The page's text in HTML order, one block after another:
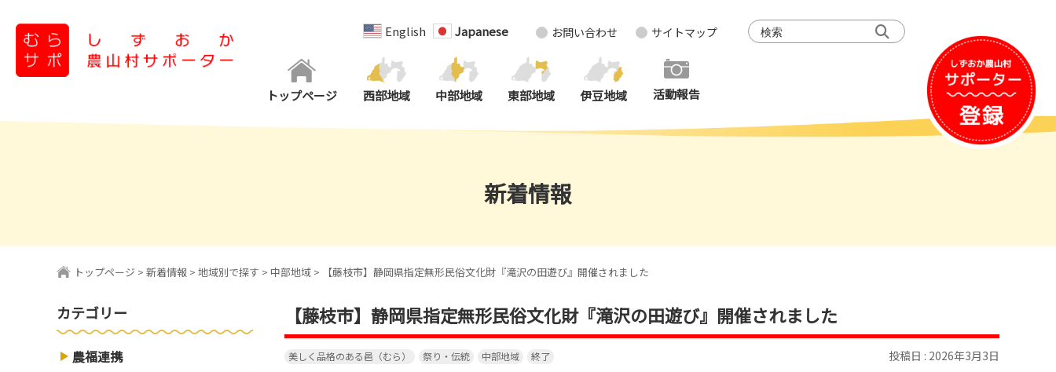
へ
English Japanese お問い合わせ サイトマップ
検
トップページ 西部地域 中部地域 東部地域 伊豆地域 活動報告
新着情報
トップページ > 新着情報 > 地域別で探す > 中部地域 > 【藤枝市】静岡県指定無形民俗文化財『滝沢の田遊び』開催されました
【藤枝市】静岡県指定無形民俗文化財『滝沢の田遊び』開催されました
美しく品格のある邑（むら） 祭り・伝統 中部地域 終了 投稿日 : 2026年3月3日
カテゴリー
農福連携